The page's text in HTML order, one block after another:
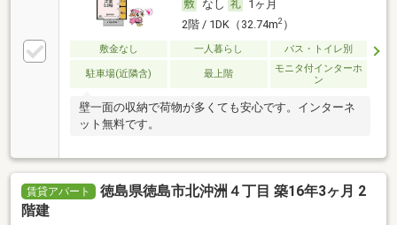
なし
1ヶ月
2階 / 1DK（32.74m2）
敷金なし 一人暮らし バス・トイレ別
駐車場(近隣含) 最上階
モニタ付インターホ
ン
壁一面の収納で荷物が多くても安心です。インターネ
ット無料です。
賃貸アパート
徳島県徳島市北沖洲４丁目 築16年3ヶ月 2
階建